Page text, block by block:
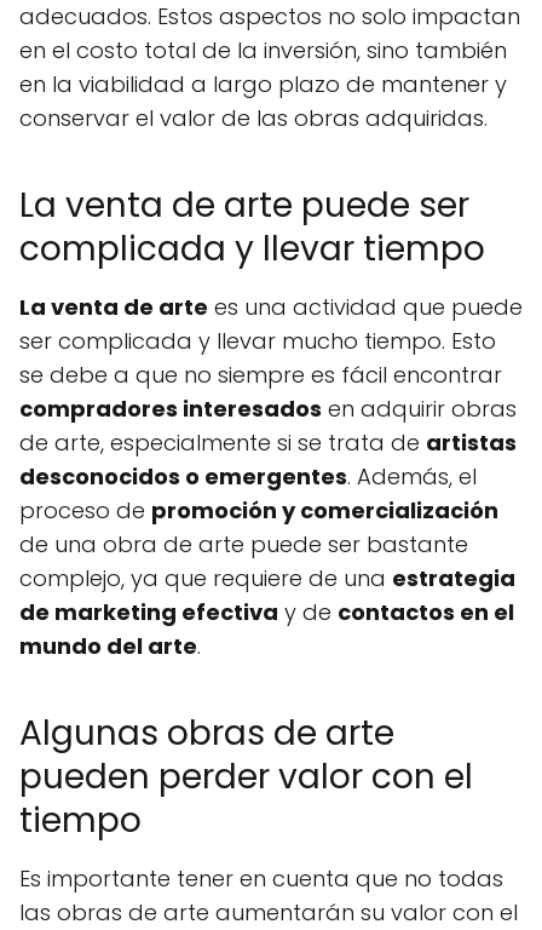
adecuados. Estos aspectos no solo impactan
en el costo total de la inversión, sino también
en la viabilidad a largo plazo de mantener y
conservar el valor de las obras adquiridas.
La venta de arte puede ser
complicada y llevar tiempo
La venta de arte es una actividad que puede
ser complicada y llevar mucho tiempo. Esto
se debe a que no siempre es fácil encontrar
compradores interesados en adquirir obras
de arte, especialmente si se trata de artistas
desconocidos o emergentes. Además, el
proceso de promoción y comercialización
de una obra de arte puede ser bastante
complejo, ya que requiere de una estrategia
de marketing efectiva y de contactos en el
mundo del arte.
Algunas obras de arte
pueden perder valor con el
tiempo
Es importante tener en cuenta que no todas
las obras de arte aumentarán su valor con el